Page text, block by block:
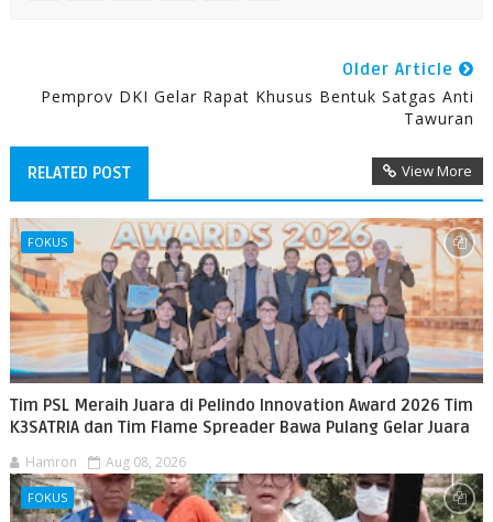
Older Article
Pemprov DKI Gelar Rapat Khusus Bentuk Satgas Anti
Tawuran
RELATED POST View More
FOKUS
Tim PSL Meraih Juara di Pelindo Innovation Award 2026 Tim
K3SATRIA dan Tim Flame Spreader Bawa Pulang Gelar Juara
Hamron Aug 08, 2026
FOKUS